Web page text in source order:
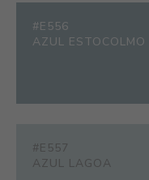
#E556
AZUL ESTOCOLMO
#E557
AZUL LAGOA